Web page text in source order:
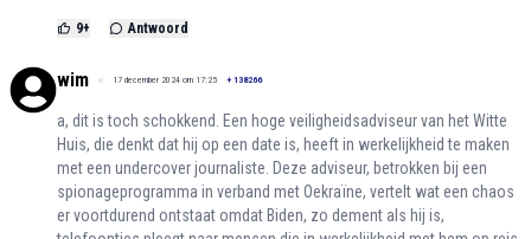
9+ Antwoord
wim 17 december 2024 om 17:25 + 138266
a, dit is toch schokkend. Een hoge veiligheidsadviseur van het Witte
Huis, die denkt dat hij op een date is, heeft in werkelijkheid te maken
met een undercover journaliste. Deze adviseur, betrokken bij een
spionageprogramma in verband met Oekraïne, vertelt wat een chaos
er voortdurend ontstaat omdat Biden, zo dement als hij is,